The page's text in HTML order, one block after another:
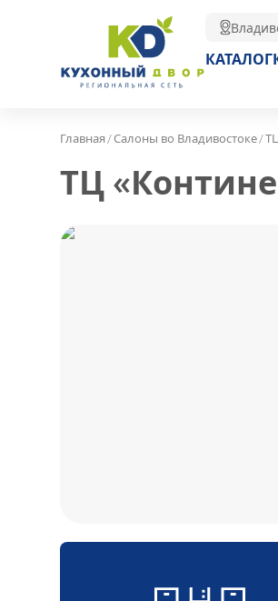
КАТАЛОГ
Главная/Салоны во Владивостоке/
ТЦ